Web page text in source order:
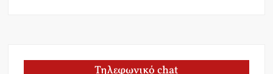
Τηλεφωνικό chat